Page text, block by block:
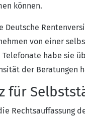
können.
von einer
habe sie
der Beratungen
für
Rechtsauffassung